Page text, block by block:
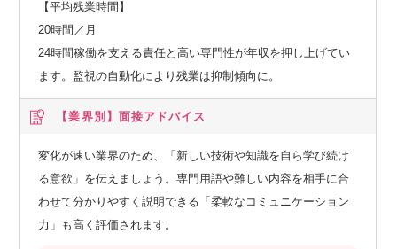
【平均残業時間】
20時間／月
24時間稼働を支える責任と高い専門性が年収を押し上げてい
ます。監視の自動化により残業は抑制傾向に。
【業界別】 面接アドバイス
変化が速い業界のため、「新しい技術や知識を自ら学び続け
る意欲」を伝えましょう。専門用語や難しい内容を相手に合
わせて分かりやすく説明できる「柔軟なコミュニケーション
力」も高く評価されます。